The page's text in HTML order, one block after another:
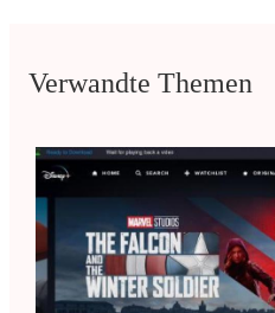
Verwandte Themen